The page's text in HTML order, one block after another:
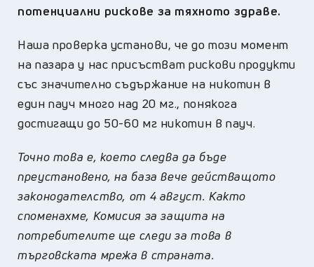
потенциални рискове за тяхното здраве.
Наша проверка установи, че до този момент
на пазара у нас присъстват рискови продукти
със значително съдържание на никотин в
един пауч много над 20 мг., понякога
достигащи до 50-60 мг никотин в пауч.
Точно това е, което следва да бъде
преустановено, на база вече действащото
законодателство, от 4 август. Както
споменахме, Комисия за защита на
потребителите ще следи за това в
търговската мрежа в страната.